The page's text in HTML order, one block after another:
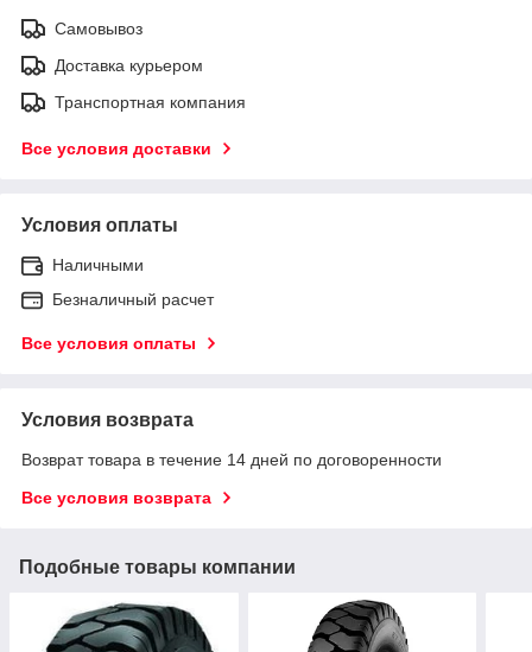
Самовывоз
Доставка курьером
Транспортная компания
Все условия доставки
Условия оплаты
Наличными
Безналичный расчет
Все условия оплаты
Условия возврата
Возврат товара в течение 14 дней по договоренности
Все условия возврата
Подобные товары компании